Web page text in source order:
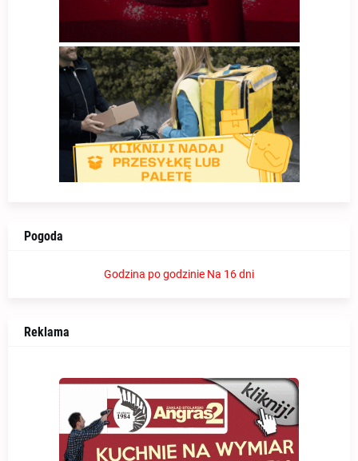
Pogoda
Godzina po godzinie Na 16 dni
Reklama